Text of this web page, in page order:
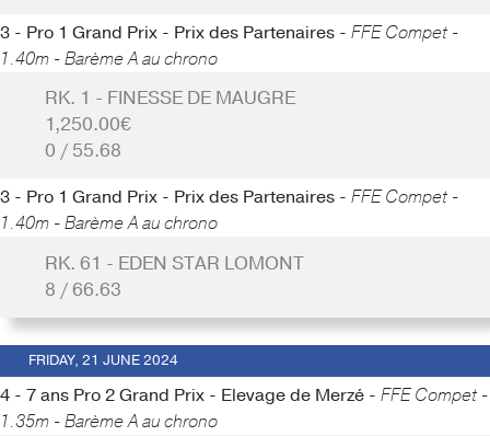
3 - Pro 1 Grand Prix - Prix des Partenaires - FFE Compet -
1.40m - Barème A au chrono
RK. 1 - FINESSE DE MAUGRE
1,250.00€
0 / 55.68
3 - Pro 1 Grand Prix - Prix des Partenaires - FFE Compet -
1.40m - Barème A au chrono
RK. 61 - EDEN STAR LOMONT
8 / 66.63
FRIDAY, 21 JUNE 2024
4 - 7 ans Pro 2 Grand Prix - Elevage de Merzé - FFE Compet -
1.35m - Barème A au chrono